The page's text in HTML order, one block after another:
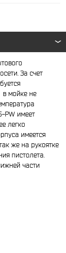
За счет
в мойке не
PW имеет
легко
имеется
же на рукоятке
пистолета.
части